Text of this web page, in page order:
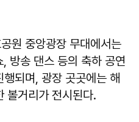
원 중앙광장 무대에서는
방송 댄스 등의 축하 공연
되며, 광장 곳곳에는 해
볼거리가 전시된다.